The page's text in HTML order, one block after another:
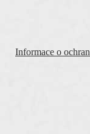
Informace o